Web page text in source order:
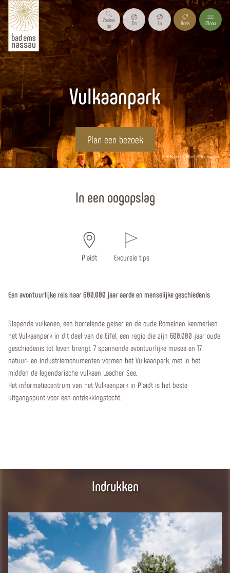
Zoeken
op
De En Boek Menu
© KPKappest, Klaus-Peter Kappest
Vulkaanpark
Plan een bezoek
In een oogopslag
Plaidt Excursie tips
Een avontuurlijke reis naar 600.000 jaar aarde en menselijke geschiedenis
Slapende vulkanen, een borrelende geiser en de oude Romeinen kenmerken
het Vulkaanpark in dit deel van de Eifel, een regio die zijn 600.000 jaar oude
geschiedenis tot leven brengt. 7 spannende avontuurlijke musea en 17
natuur- en industriemonumenten vormen het Vulkaanpark, met in het
midden de legendarische vulkaan Laacher See.
Het informatiecentrum van het Vulkaanpark in Plaidt is het beste
uitgangspunt voor een ontdekkingstocht.
Indrukken